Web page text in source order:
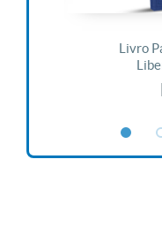
Livro